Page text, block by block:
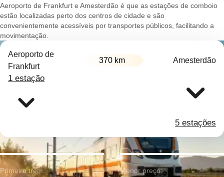
Aeroporto de Frankfurt e Amesterdão é que as estações de comboio
estão localizadas perto dos centros de cidade e são
convenientemente acessíveis por transportes públicos, facilitando a
movimentação.
Aeroporto de
Frankfurt
370 km Amesterdão
1 estação
5 estações
Primeiro trem: Menor preço: